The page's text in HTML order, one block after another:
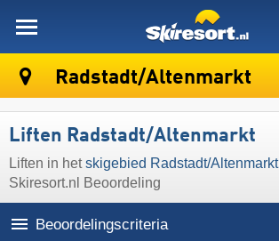
Radstadt/​Altenmarkt
Liften Radstadt/​Altenmarkt
Liften in hetskigebied Radstadt/​Altenmarkt
Skiresort.nl Beoordeling
Beoordelingscriteria